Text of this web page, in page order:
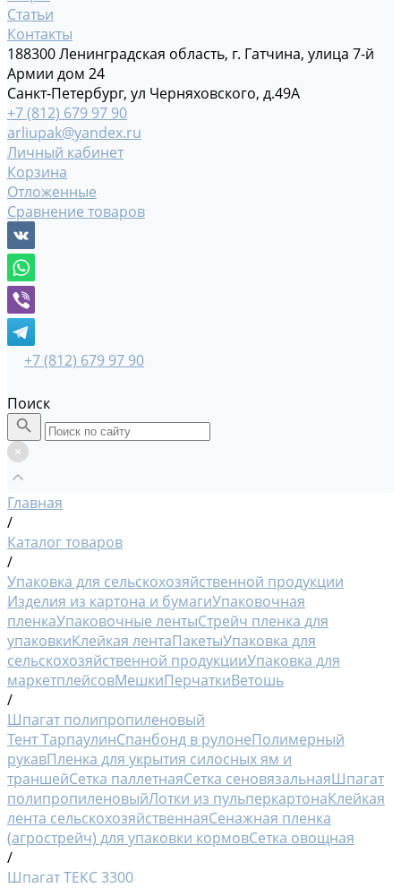
Статьи
Контакты
188300 Ленинградская область, г. Гатчина, улица 7-й
Армии дом 24
Санкт-Петербург, ул Черняховского, д.49А
+7 (812) 679 97 90
arliupak@yandex.ru
Личный кабинет
Корзина
Отложенные
Сравнение товаров
+7 (812) 679 97 90
Поиск
Главная
/
Каталог товаров
/
Упаковка для сельскохозяйственной продукции
Изделия из картона и бумагиУпаковочная
пленкаУпаковочные лентыСтрейч пленка для
упаковкиКлейкая лентаПакетыУпаковка для
сельскохозяйственной продукцииУпаковка для
маркетплейсовМешкиПерчаткиВетошь
/
Шпагат полипропиленовый
Тент ТарпаулинСпанбонд в рулонеПолимерный
рукавПленка для укрытия силосных ям и
траншейСетка паллетнаяСетка сеновязальнаяШпагат
полипропиленовыйЛотки из пульперкартонаКлейкая
лента сельскохозяйственнаяСенажная пленка
(агрострейч) для упаковки кормовСетка овощная
/
Шпагат ТЕКС 3300